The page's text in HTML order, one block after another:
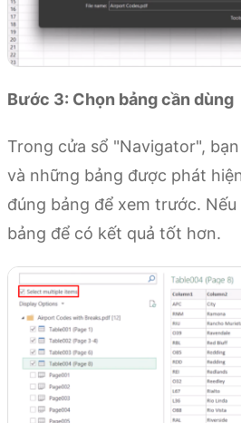
Bước 3: Chọn bảng cần dùng
Trong cửa sổ "Navigator",
và những bảng được phát
đúng bảng để xem trước.
bảng để có kết quả tốt hơn.